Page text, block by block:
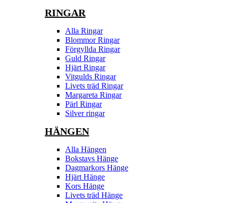
RINGAR
Alla Ringar
Blommor Ringar
Förgyllda Ringar
Guld Ringar
Hjärt Ringar
Vitgulds Ringar
Livets träd Ringar
Margareta Ringar
Pärl Ringar
Silver ringar
HÄNGEN
Alla Hängen
Bokstavs Hänge
Dagmarkors Hänge
Hjärt Hänge
Kors Hänge
Livets träd Hänge